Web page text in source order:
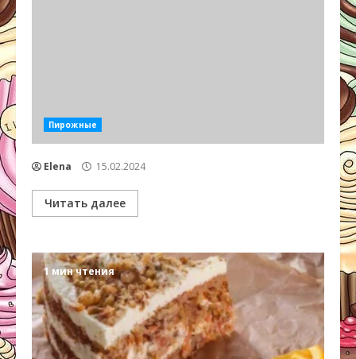
Пирожные
Elena 15.02.2024
Читать далее
1 мин чтения